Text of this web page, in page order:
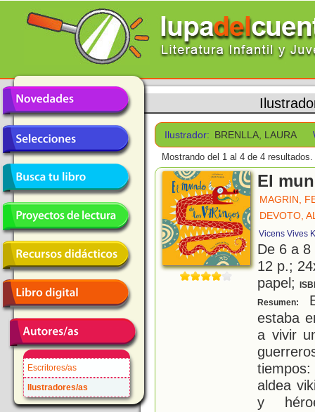
Escritores/as
Ilustradores/as
Ilustrador: BRENLLA, LAURA
Mostrando del 1 al 4 de 4 resultados.
El
MAGRIN,
DEVOTO,
Vicens Vives
De 6 a
12 p.;
papel;
Resumen:
estaba
a vivir
aldea
y